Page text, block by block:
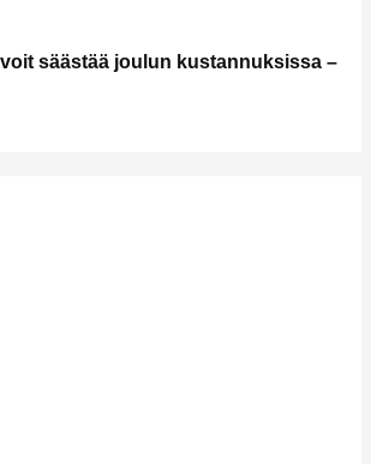
voit säästää joulun kustannuksissa –